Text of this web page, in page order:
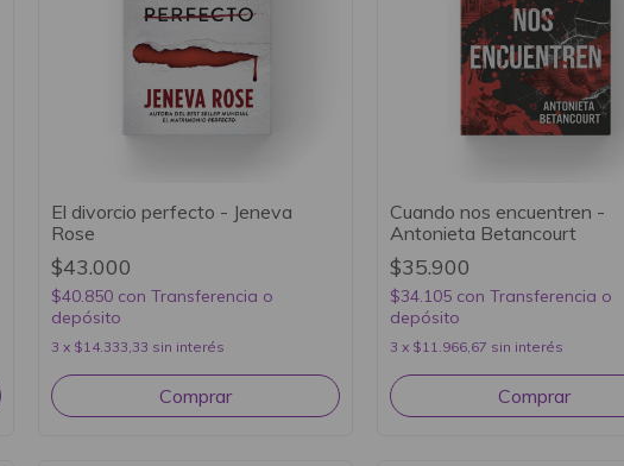
El divorcio perfecto - Jeneva
Rose
$43.000
$40.850 con Transferencia o
depósito
3 x $14.333,33 sin interés
Cuando nos encuentren -
Antonieta Betancourt
$35.900
$34.105 con Transferencia o
depósito
3 x $11.966,67 sin interés